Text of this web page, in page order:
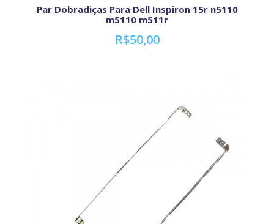
Par Dobradiças Para Dell Inspiron 15r n5110
m5110 m511r
R$50,00